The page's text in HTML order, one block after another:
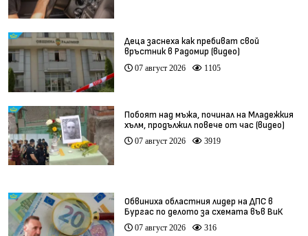
Деца заснеха как пребиват свой
връстник в Радомир (видео)
07 август 2026 1105
Побоят над мъжа, починал на Младежкия
хълм, продължил повече от час (видео)
07 август 2026 3919
Обвиниха областния лидер на ДПС в
Бургас по делото за схемата във ВиК
07 август 2026 316